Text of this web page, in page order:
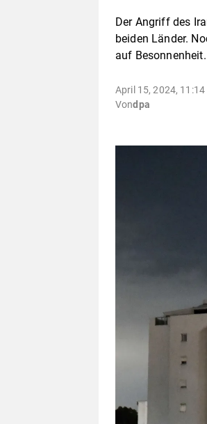
Der Angriff des
beiden Länder.
auf Besonnenheit.
April 15, 2024, 11:14
Vondpa